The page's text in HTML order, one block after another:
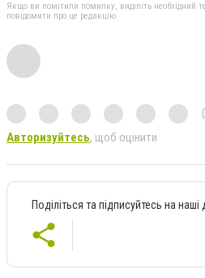
Якщо ви помітили помилку, виділіть необхідний
повідомити про це редакцію
Авторизуйтесь, щоб оцінити
Поділіться та підписуйтесь на